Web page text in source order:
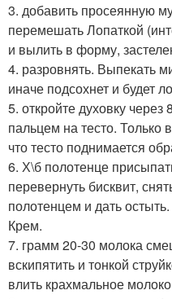
3. добавить просеянную
перемешать Лопаткой
и вылить в форму,
4. разровнять. Выпекать
иначе подсохнет и будет
5. откройте духовку
пальцем на тесто. Только
что тесто поднимается
6. Х\б полотенце
перевернуть бисквит,
полотенцем и дать остыть.
Крем.
7. грамм 20-30 молока
вскипятить и тонкой
влить крахмальное